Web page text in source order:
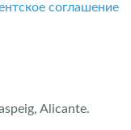
соглашение
Alicante.